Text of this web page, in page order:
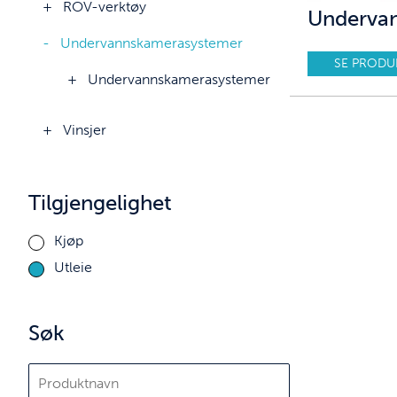
ROV-verktøy
Undervannskamerasystemer
Undervannskamerasystemer
Vinsjer
Tilgjengelighet
Kjøp
Utleie
Søk
SE